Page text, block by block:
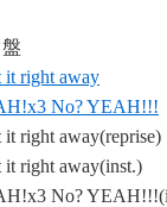
it right away
No? YEAH!!!
it right away(reprise)
it right away(inst.)
No?